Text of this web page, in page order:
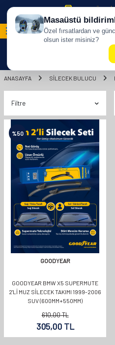
500 TL ÜZERİ
ANASAYFA SILECEK BULUCU
Filtre
%50
GOODYEAR
GOODYEAR BMW X5 SUPERMUTE
2'LI MUZ SILECEK TAKIMI 1999-2006
SUV (600MM+550MM)
610,00TL
305,00TL